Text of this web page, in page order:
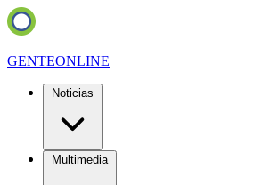
GENTEONLINE
Noticias
Multimedia